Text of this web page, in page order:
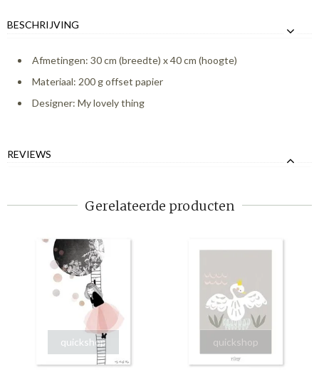
BESCHRIJVING
Afmetingen: 30 cm (breedte) x 40 cm (hoogte)
Materiaal: 200 g offset papier
Designer: My lovely thing
REVIEWS
Gerelateerde producten
quickshop quickshop